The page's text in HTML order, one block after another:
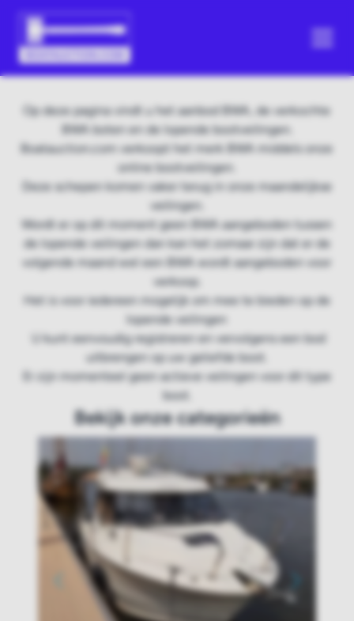
Op deze pagina vindt u het aanbod BWA, de verkochte
BWA boten en de lopende bootveilingen.
Boatauction.com verkoopt het merk BWA middels onze
online bootveilingen.
Deze schepen komen vaker terug in onze maandelijkse
veilingen.
Wordt er op dit moment geen BWA aangeboden tussen
de lopende veilingen dan kan het zomaar zijn dat er de
volgende maand wel een BWA wordt aangeboden voor
verkoop.
Het is voor iedereen mogelijk om mee te bieden op de
lopende veilingen
U kunt eenvoudig registreren en vervolgens een bod
uitbrengen op uw geliefde boot.
Er zijn momenteel geen actieve veilingen voor dit type
boot.
Bekijk onze categorieën